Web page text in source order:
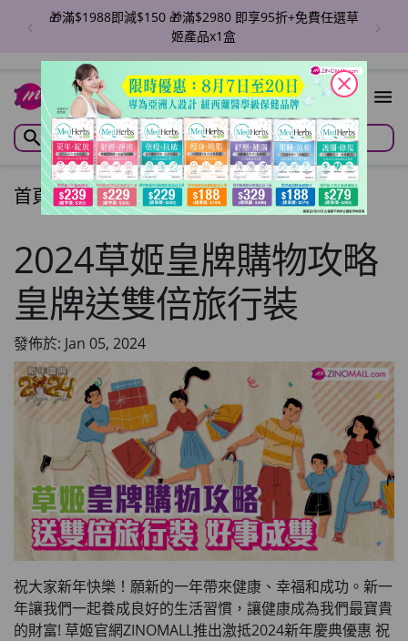
🎁滿$1988即減$150 🎁滿$2980 即享95折+免費任選草
姬產品x1盒
首頁/文章/Articles
2024草姬皇牌購物攻略
皇牌送雙倍旅行裝
發佈於: Jan 05, 2024
祝大家新年快樂！願新的一年帶來健康、幸福和成功。新一
年讓我們一起養成良好的生活習慣，讓健康成為我們最寶貴
的財富! 草姬官網ZINOMALL推出激抵2024新年慶典優惠 祝
close